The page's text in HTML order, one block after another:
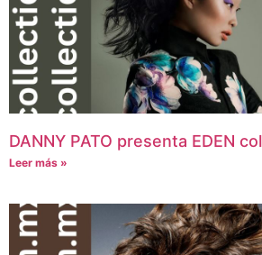
DANNY PATO presenta EDEN
Leer más »